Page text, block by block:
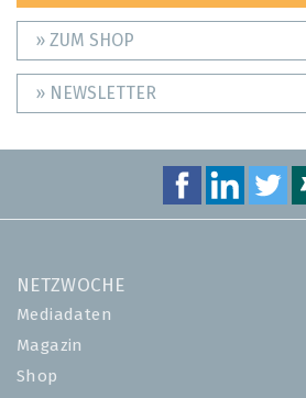
» ZUM SHOP
» NEWSLETTER
NETZWOCHE
Mediadaten
Magazin
Shop